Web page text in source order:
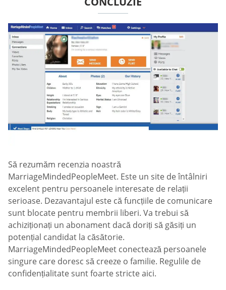
Să rezumăm recenzia noastră
MarriageMindedPeopleMeet. Este un site de întâlniri
excelent pentru persoanele interesate de relații
serioase. Dezavantajul este că funcțiile de comunicare
sunt blocate pentru membrii liberi. Va trebui să
achiziționați un abonament dacă doriți să găsiți un
potențial candidat la căsătorie.
MarriageMindedPeopleMeet conectează persoanele
singure care doresc să creeze o familie. Regulile de
confidențialitate sunt foarte stricte aici.